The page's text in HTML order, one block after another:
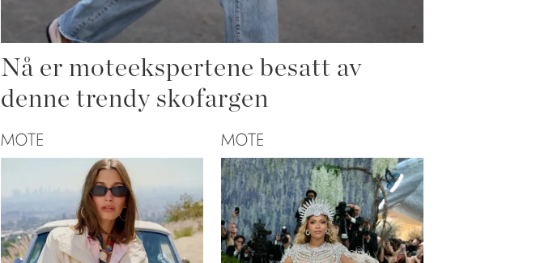
Nå er moteekspertene besatt av
denne trendy skofargen
MOTE MOTE